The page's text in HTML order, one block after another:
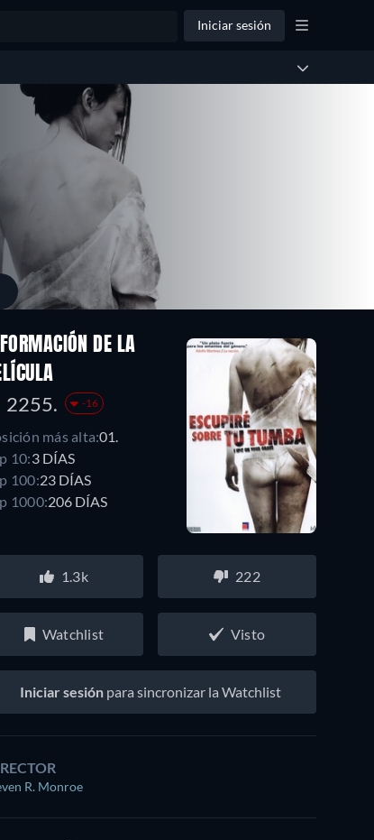
Iniciar sesión
DE LA
2255. -16
más alta:01.
10:3 DÍAS
100:23 DÍAS
1000:206 DÍAS
1.3k 222
Watchlist Visto
Iniciar sesión para sincronizar la Watchlist
R. Monroe